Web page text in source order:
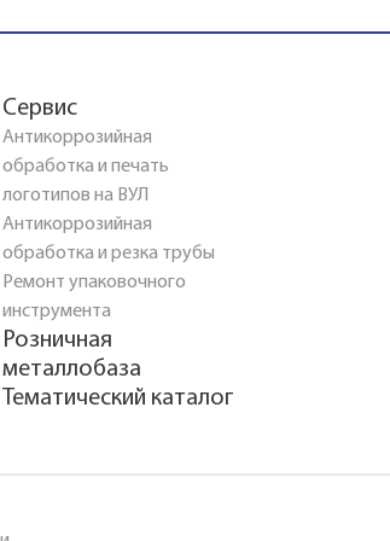
Сервис
Антикоррозийная
обработка и печать
логотипов на ВУЛ
Антикоррозийная
обработка и резка трубы
Ремонт упаковочного
инструмента
Розничная
металлобаза
Тематический каталог